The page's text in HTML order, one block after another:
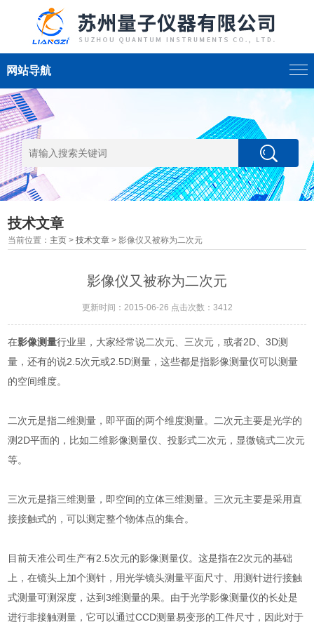
网站导航
技术文章
当前位置： 主页 >技术文章 > 影像仪又被称为二次元
影像仪又被称为二次元
更新时间：2015-06-26 点击次数：3412
在影像测量行业里，大家经常说二次元、三次元，或者2D、3D测
量，还有的说2.5次元或2.5D测量，这些都是指影像测量仪可以测量
的空间维度。
二次元是指二维测量，即平面的两个维度测量。二次元主要是光学的
测2D平面的，比如二维影像测量仪、投影式二次元，显微镜式二次元
等。
三次元是指三维测量，即空间的立体三维测量。三次元主要是采用直
接接触式的，可以测定整个物体点的集合。
目前天准公司生产有2.5次元的影像测量仪。这是指在2次元的基础
上，在镜头上加个测针，用光学镜头测量平面尺寸、用测针进行接触
式测量可测深度，达到3维测量的果。由于光学影像测量仪的长处是
进行非接触测量，它可以通过CCD测量易变形的工件尺寸，因此对于